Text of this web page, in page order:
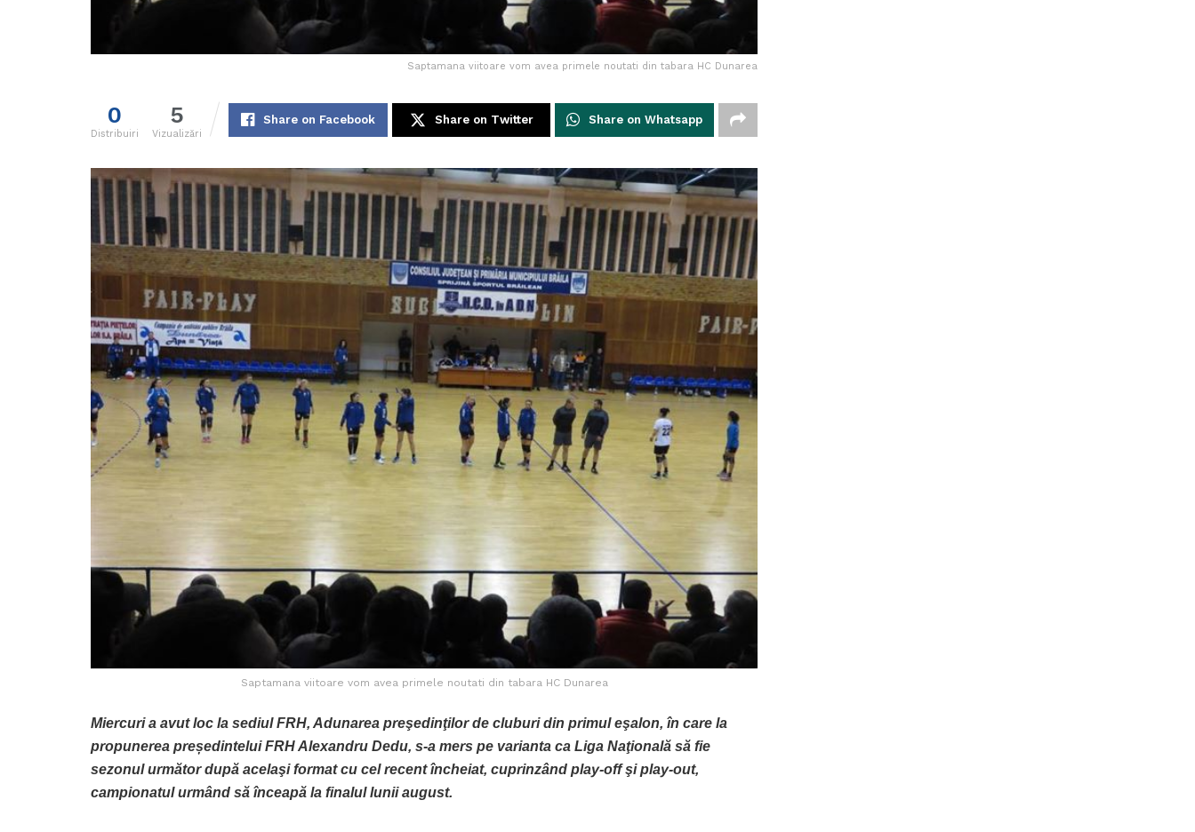
Saptamana viitoare vom avea primele noutati din tabara HC Dunarea
0
Distribuiri
5
Vizualizări
Share on Facebook Share on Twitter Share on Whatsapp
Saptamana viitoare vom avea primele noutati din tabara HC Dunarea
Miercuri a avut loc la sediul FRH, Adunarea preşedinţilor de cluburi din primul eşalon, în care la
propunerea președintelui FRH Alexandru Dedu, s-a mers pe varianta ca Liga Naţională să fie
sezonul următor după acelaşi format cu cel recent încheiat, cuprinzând play-off şi play-out,
campionatul urmând să înceapă la finalul lunii august.